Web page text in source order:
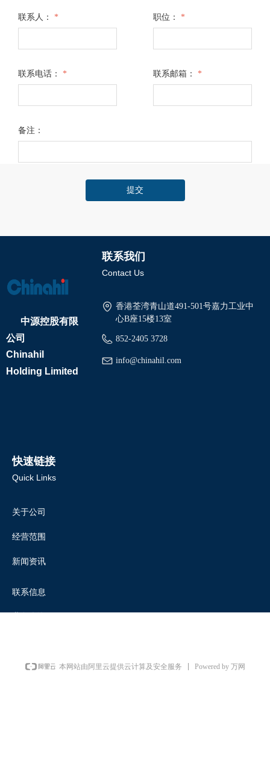
联系人： *
联系电话： *
职位： *
联系邮箱： *
备注：
提交
香港荃湾青山道491-501号嘉力工业中
心B座15楼13室
852-2405 3728
info@chinahil.com
联系我们
Contact Us
快速链接
Quick Links
关于公司
经营范围
新闻资讯
联系信息
中源控股有限
公司
Chinahil
Holding Limited
本网站由阿里云提供云计算及安全服务 Powered by 万网